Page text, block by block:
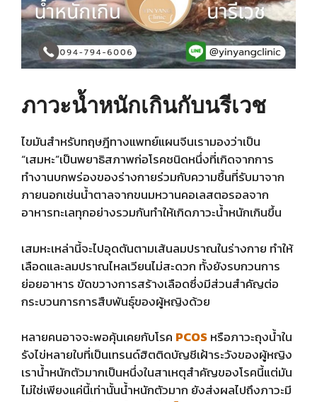
ภาวะน้ำหนักเกินกับนรีเวช
ไขมันสำหรับทฤษฎีทางแพทย์แผนจีนเรามองว่าเป็น
“เสมหะ”เป็นพยาธิสภาพก่อโรคชนิดหนึ่งที่เกิดจากการ
ทำงานบกพร่องของร่างกายร่วมกับความชื้นที่รับมาจาก
ภายนอกเช่นน้ำตาลจากขนมหวานคอเลสตอรอลจาก
อาหารทะเลทุกอย่างรวมกันทำให้เกิดภาวะน้ำหนักเกินขึ้น
เสมหะเหล่านี้จะไปอุดตันตามเส้นลมปราณในร่างกาย ทำให้
เลือดและลมปราณไหลเวียนไม่สะดวก ทั้งยังรบกวนการ
ย่อยอาหาร ขัดขวางการสร้างเลือดซึ่งมีส่วนสำคัญต่อ
กระบวนการการสืบพันธุ์ของผู้หญิงด้วย
หลายคนอาจจะพอคุ้นเคยกับโรค PCOSหรือภาวะถุงน้ำใน
รังไข่หลายใบที่เป็นเทรนด์ฮิตติดบัญชีเฝ้าระวังของผู้หญิง
เราน้ำหนักตัวมากเป็นหนึ่งในสาเหตุสำคัญของโรคนี้แต่มัน
ไม่ใช่เพียงแค่นี้เท่านั้นน้ำหนักตัวมาก ยังส่งผลไปถึงภาวะมี